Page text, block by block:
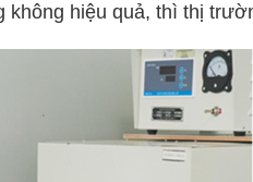
không hiệu quả, thì thị